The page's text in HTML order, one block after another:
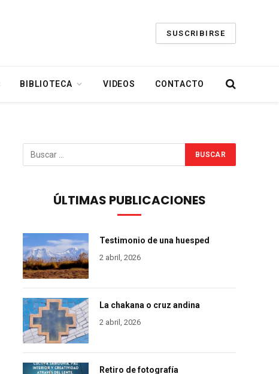
SUSCRIBIRSE
BIBLIOTECA VIDEOS CONTACTO
ÚLTIMAS PUBLICACIONES
Testimonio de una huesped
2 abril, 2026
La chakana o cruz andina
2 abril, 2026
Retiro de fotografía